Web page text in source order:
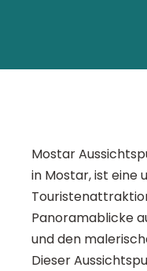
Mostar
in Mostar, ist eine
Panoramablicke
und den
Dieser